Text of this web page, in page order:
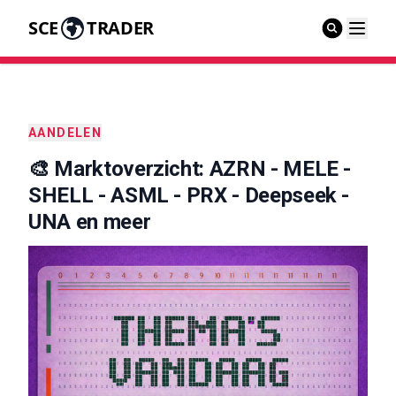
SCE TRADER
AANDELEN
🎨 Marktoverzicht: AZRN - MELE -
SHELL - ASML - PRX - Deepseek -
UNA en meer